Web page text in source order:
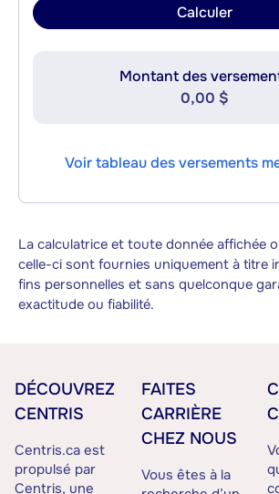
Calculer
Montant des
0,00 $
Voir tableau des versements
La calculatrice et toute donnée affichée
celle-ci sont fournies uniquement à titre
fins personnelles et sans quelconque
exactitude ou fiabilité.
DÉCOUVREZ
CENTRIS
Centris.ca est
propulsé par
Centris, une
FAITES
CARRIÈRE
CHEZ NOUS
Vous êtes à la